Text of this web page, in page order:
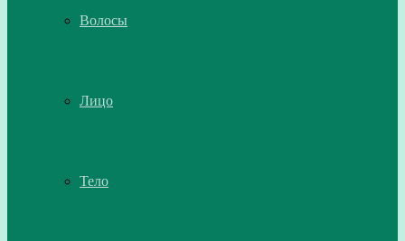
Волосы
Лицо
Тело